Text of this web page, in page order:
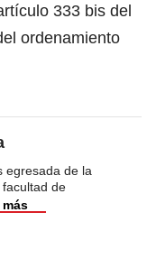
333 bis del
ordenamiento
egresada de la
de
más